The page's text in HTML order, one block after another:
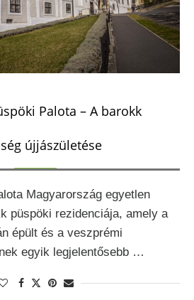
Palota – A barokk
újjászületése
Magyarország egyetlen
püspöki rezidenciája, amely a
épült és a veszprémi
egyik legjelentősebb …